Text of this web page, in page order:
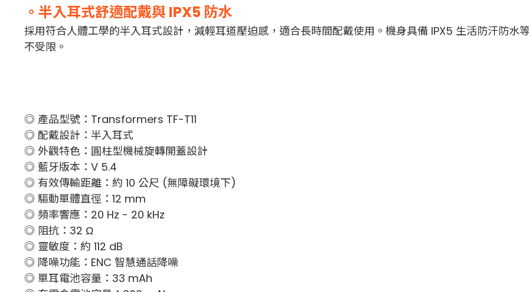
。半入耳式舒適配戴與 IPX5 防水
採用符合人體工學的半入耳式設計，減輕耳道壓迫感，適合長時間配戴使用。機身具備 IPX5 生活防汗防水
不受限。
◎ 產品型號：Transformers TF-T11
◎ 配戴設計：半入耳式
◎ 外觀特色：圓柱型機械旋轉開蓋設計
◎ 藍牙版本：V 5.4
◎ 有效傳輸距離：約 10 公尺 (無障礙環境下)
◎ 驅動單體直徑：12 mm
◎ 頻率響應：20 Hz - 20 kHz
◎ 阻抗：32 Ω
◎ 靈敏度：約 112 dB
◎ 降噪功能：ENC 智慧通話降噪
◎ 單耳電池容量：33 mAh